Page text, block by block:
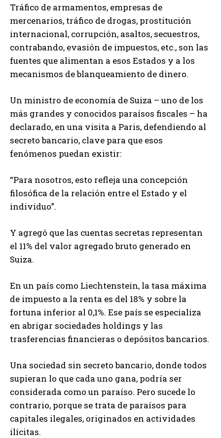
Tráfico de armamentos, empresas de
mercenarios, tráfico de drogas, prostitución
internacional, corrupción, asaltos, secuestros,
contrabando, evasión de impuestos, etc., son las
fuentes que alimentan a esos Estados y a los
mecanismos de blanqueamiento de dinero.
Un ministro de economía de Suiza – uno de los
más grandes y conocidos paraísos fiscales – ha
declarado, en una visita a Paris, defendiendo al
secreto bancario, clave para que esos
fenómenos puedan existir:
“Para nosotros, esto refleja una concepción
filosófica de la relación entre el Estado y el
individuo”.
Y agregó que las cuentas secretas representan
el 11% del valor agregado bruto generado en
Suiza.
En un país como Liechtenstein, la tasa máxima
de impuesto a la renta es del 18% y sobre la
fortuna inferior al 0,1%. Ese país se especializa
en abrigar sociedades holdings y las
trasferencias financieras o depósitos bancarios.
Una sociedad sin secreto bancario, donde todos
supieran lo que cada uno gana, podría ser
considerada como un paraíso. Pero sucede lo
contrario, porque se trata de paraísos para
capitales ilegales, originados en actividades
ilícitas.